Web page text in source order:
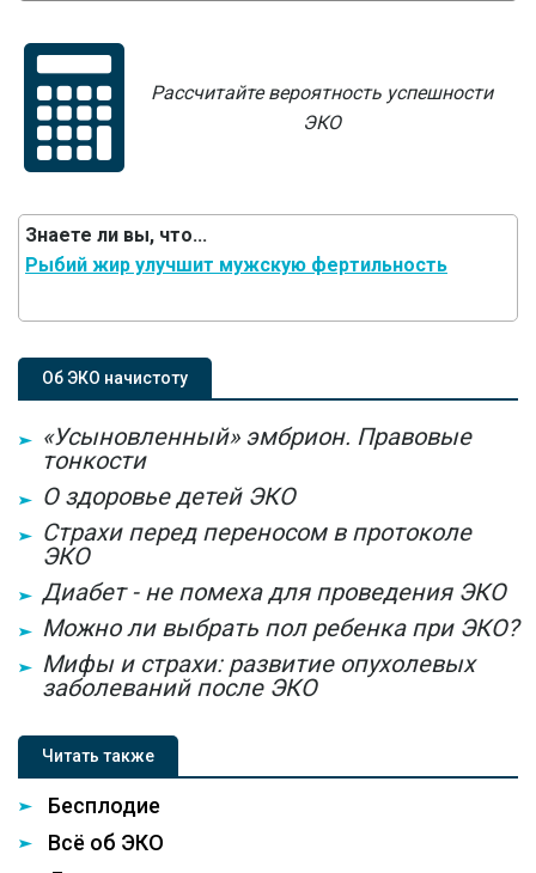
Рассчитайте вероятность успешности
ЭКО
Знаете ли вы, что...
Рыбий жир улучшит мужскую фертильность
Об ЭКО начистоту
«Усыновленный» эмбрион. Правовые
тонкости
О здоровье детей ЭКО
Страхи перед переносом в протоколе
ЭКО
Диабет - не помеха для проведения ЭКО
Можно ли выбрать пол ребенка при ЭКО?
Мифы и страхи: развитие опухолевых
заболеваний после ЭКО
Читать также
Бесплодие
Всё об ЭКО